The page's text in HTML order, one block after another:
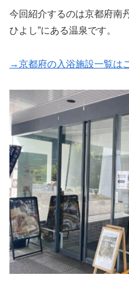
今回紹介するのは京都府南
ひよし”にある温泉です。
→京都府の入浴施設一覧は